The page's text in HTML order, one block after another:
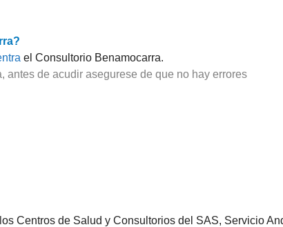
el Consultorio Benamocarra.
antes de acudir asegurese de que no hay errores
Centros de Salud y Consultorios del SAS, Servicio